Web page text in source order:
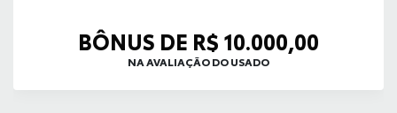
BÔNUS DE R$ 10.000,00
NA AVALIAÇÃO DO USADO